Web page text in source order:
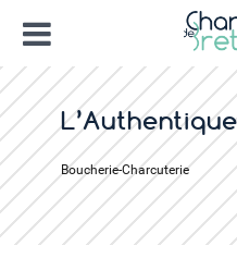
contenu
Menu
Ville
L’Authentique
Boucherie-Charcuterie